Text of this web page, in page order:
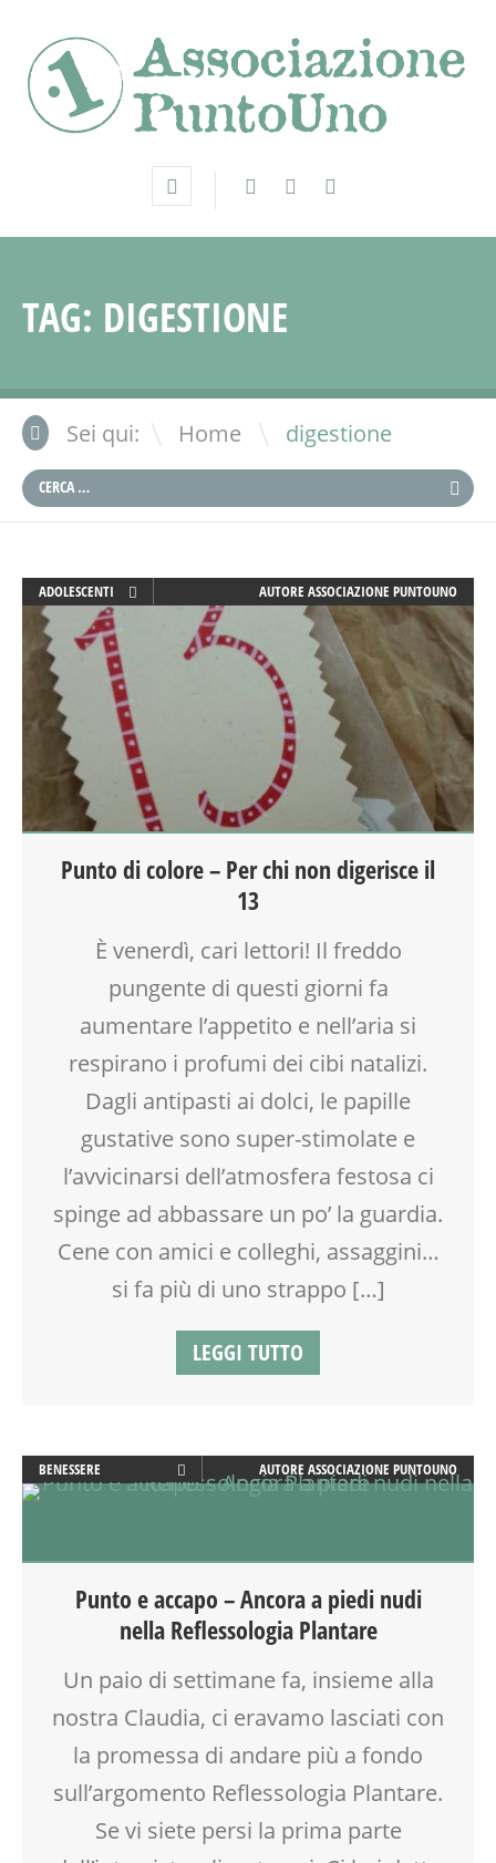
TAG: DIGESTIONE
Sei qui: Home \ digestione
ADOLESCENTI
ADULTI
AYURVEDICO
BENESSERE
BIONATURALE
SALUTE
TEENAGER
TEMPO LIBERO
VIA FARUFFINI
AUTORE ASSOCIAZIONE PUNTOUNO
Punto di colore – Per chi non digerisce il
13
È venerdì, cari lettori! Il freddo
pungente di questi giorni fa
aumentare l’appetito e nell’aria si
respirano i profumi dei cibi natalizi.
Dagli antipasti ai dolci, le papille
gustative sono super-stimolate e
l’avvicinarsi dell’atmosfera festosa ci
spinge ad abbassare un po’ la guardia.
Cene con amici e colleghi, assaggini…
si fa più di uno strappo […]
LEGGI TUTTO
BENESSERE
BIONATURALE
MASSAGGIO INFANTILE
REFLESSOLOGIA PLANTARE
TEMPO LIBERO
VIA FARUFFINI
AUTORE ASSOCIAZIONE PUNTOUNO
Punto e accapo – Ancora a piedi nudi
nella Reflessologia Plantare
Un paio di settimane fa, insieme alla
nostra Claudia, ci eravamo lasciati con
la promessa di andare più a fondo
sull’argomento Reflessologia Plantare.
Se vi siete persi la prima parte